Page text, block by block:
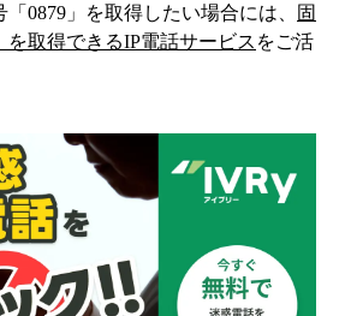
0879 」を取得したい場合には、
固
を取得できるIP電話サービス をご活